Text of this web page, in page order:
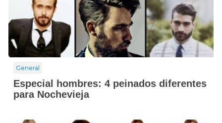
General
Especial hombres: 4 peinados diferentes
para Nochevieja